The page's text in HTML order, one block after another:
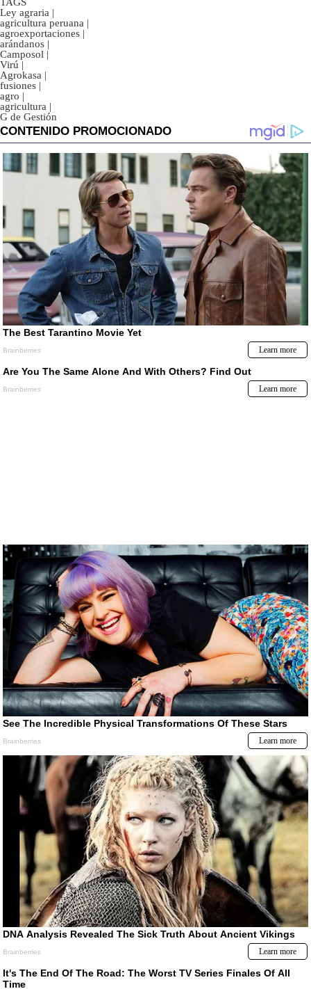
Ley agraria |
agricultura peruana |
agroexportaciones |
arándanos |
Camposol |
Virú |
Agrokasa |
fusiones |
agro |
agricultura |
G de Gestión